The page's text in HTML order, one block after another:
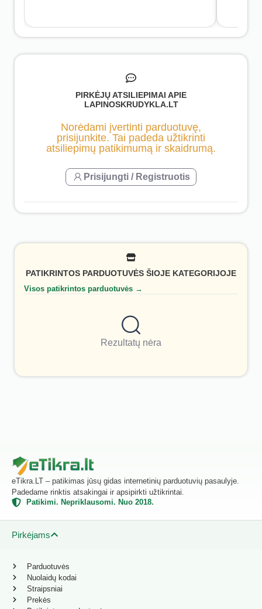
PIRKĖJŲ ATSILIEPIMAI APIE
LAPINOSKRUDYKLA.LT
Norėdami įvertinti parduotuvę,
prisijunkite. Tai padeda užtikrinti
atsiliepimų patikimumą ir skaidrumą.
Prisijungti / Registruotis
PATIKRINTOS PARDUOTUVĖS ŠIOJE KATEGORIJOJE
Visos patikrintos parduotuvės →
Rezultatų nėra
eTikra.LT – patikimas jūsų gidas internetinių parduotuvių pasaulyje.
Padedame rinktis atsakingai ir apsipirkti užtikrintai.
Patikimi. Nepriklausomi. Nuo 2018.
Pirkėjams
Parduotuvės
Nuolaidų kodai
Straipsniai
Prekės